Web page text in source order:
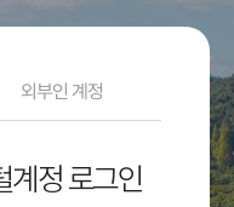
외부인 계정
정 로그인